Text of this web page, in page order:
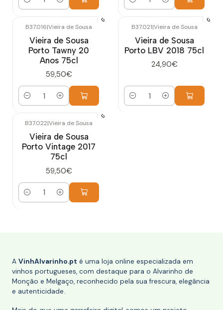
Quantidade Quantidade
B37.016|Vieira de Sousa
Vieira de Sousa
Porto Tawny 20
Anos 75cl
59,50€
Quantidade
B37.021|Vieira de Sousa
Vieira de Sousa
Porto LBV 2018 75cl
24,90€
Quantidade
B37.022|Vieira de Sousa
Vieira de Sousa
Porto Vintage 2017
75cl
59,50€
Quantidade
A VinhAlvarinho.pt é uma loja online especializada em
vinhos portugueses, com destaque para o Alvarinho de
Monção e Melgaço, reconhecido pela sua frescura, elegância
e autenticidade.